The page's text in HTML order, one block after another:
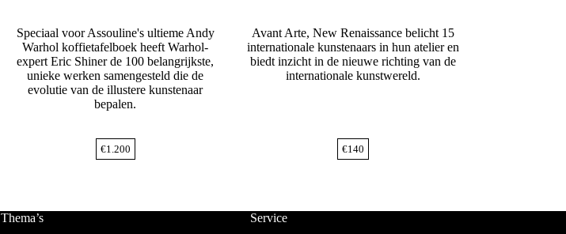
Speciaal voor Assouline's ultieme Andy
Warhol koffietafelboek heeft Warhol-
expert Eric Shiner de 100 belangrijkste,
unieke werken samengesteld die de
evolutie van de illustere kunstenaar
bepalen.
€1.200
Avant Arte, New Renaissance belicht 15
internationale kunstenaars in hun atelier en
biedt inzicht in de nieuwe richting van de
internationale kunstwereld.
€140
Thema’s Service